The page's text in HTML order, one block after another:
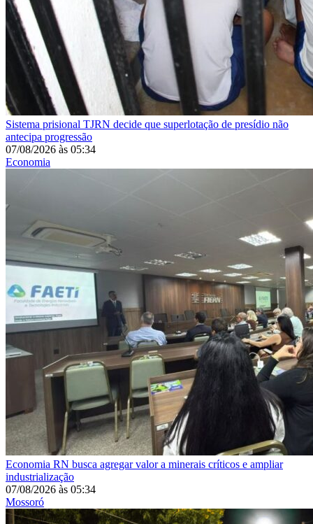
Sistema prisional TJRN decide que superlotação de presídio não
antecipa progressão
07/08/2026 às 05:34
Economia
Economia RN busca agregar valor a minerais críticos e ampliar
industrialização
07/08/2026 às 05:34
Mossoró